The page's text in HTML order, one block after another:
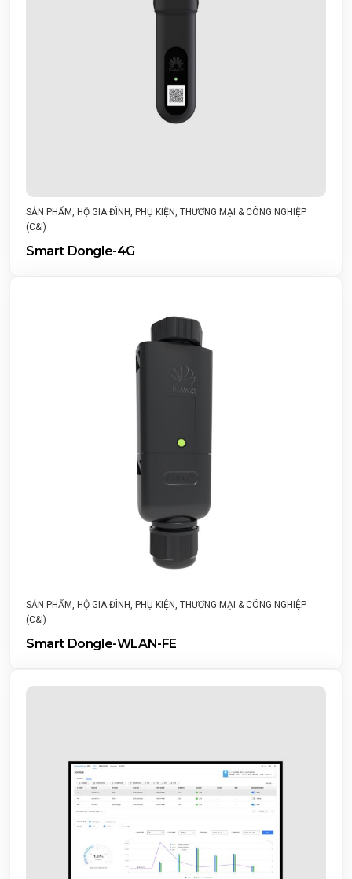
SẢN PHẨM HỘ GIA ĐÌNH PHỤ KIỆN THƯƠNG MẠI & CÔNG NGHIỆP
(C&I)
Smart Dongle-4G
SẢN PHẨM, HỘ GIA ĐÌNH, PHỤ KIỆN, THƯƠNG MẠI & CÔNG NGHIỆP
(C&I)
Smart Dongle-WLAN-FE